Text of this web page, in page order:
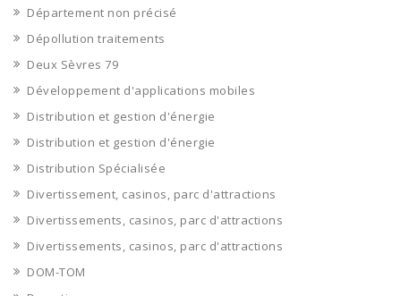
Département non précisé
Dépollution traitements
Deux Sèvres 79
Développement d'applications mobiles
Distribution et gestion d'énergie
Distribution et gestion d'énergie
Distribution Spécialisée
Divertissement, casinos, parc d'attractions
Divertissements, casinos, parc d'attractions
Divertissements, casinos, parc d'attractions
DOM-TOM